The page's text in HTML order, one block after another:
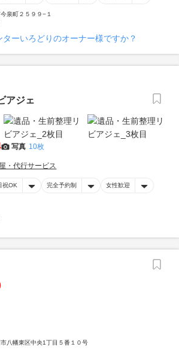
泉町２５９９−１
ーいろどりのオーナー様ですか？
アジェ
写真 10枚
・代行サービス
祝OK 完全予約制 女性歓迎
八幡東区中央1丁目５番１０号